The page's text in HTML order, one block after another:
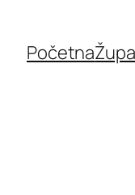
PočetnaŽupa